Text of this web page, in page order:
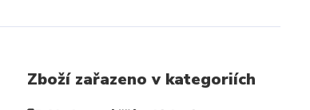
Zboží zařazeno v kategoriích